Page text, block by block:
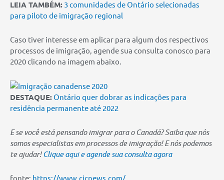
LEIA TAMBÉM: 3 comunidades de Ontário selecionadas
para piloto de imigração regional
Caso tiver interesse em aplicar para algum dos respectivos
processos de imigração, agende sua consulta conosco para
2020 clicando na imagem abaixo.
DESTAQUE:Ontário quer dobrar as indicações para
residência permanente até 2022
E se você está pensando imigrar para o Canadá? Saiba que nós
somos especialistas em processos de imigração! E nós podemos
te ajudar!Clique aqui e agende sua consulta agora
fonte: https://www.cicnews.com/